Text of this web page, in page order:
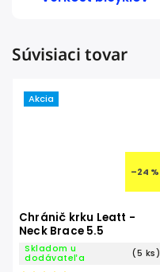
Súvisiaci tovar
Akcia
–24 %
Chránič krku Leatt -
Neck Brace 5.5
Skladom u
dodávateľa
(5 ks)